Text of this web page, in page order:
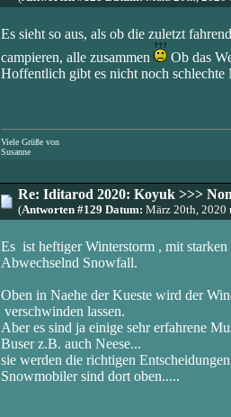
Es sieht so aus, als ob die zuletzt
campieren, alle zusammen
Ob das
Hoffentlich gibt es nicht noch schlechte
Viele Grüße von
Susanne
Re: Iditarod 2020: Koyuk >>>
(Antworten #129 Datum: März 20th, 2020
Es ist heftiger Winterstorm , mit starken
Abwechselnd Snowfall.
Oben in Naehe der Kueste wird der
verschwinden lassen.
Aber es sind ja einige sehr erfahrene
Buser z.B. auch Neese...
sie werden die richtigen
Snowmobiler sind dort oben.....